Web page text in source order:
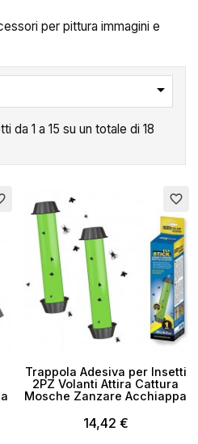
per pittura immagini e

da 1 a 15 su un totale di 18
favorite_border
Trappola Adesiva per Insetti
2PZ Volanti Attira Cattura
Mosche Zanzare Acchiappa
14,42 €